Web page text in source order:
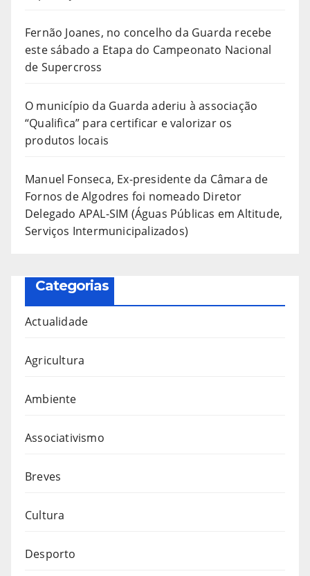
Fernão Joanes, no concelho da Guarda recebe
este sábado a Etapa do Campeonato Nacional
de Supercross
O município da Guarda aderiu à associação
“Qualifica” para certificar e valorizar os
produtos locais
Manuel Fonseca, Ex-presidente da Câmara de
Fornos de Algodres foi nomeado Diretor
Delegado APAL-SIM (Águas Públicas em Altitude,
Serviços Intermunicipalizados)
Categorias
Actualidade
Agricultura
Ambiente
Associativismo
Breves
Cultura
Desporto